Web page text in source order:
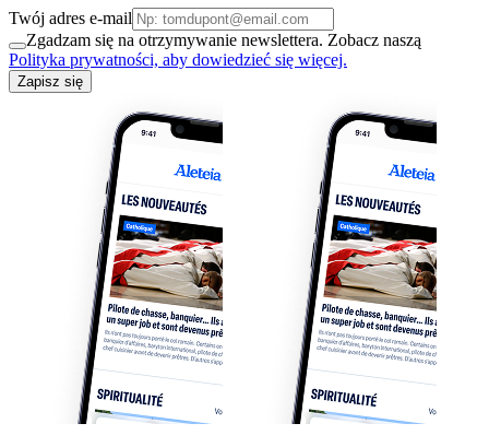
Twój adres e-mail
Zgadzam się na otrzymywanie newslettera. Zobacz naszą
Polityka prywatności, aby dowiedzieć się więcej.
Zapisz się